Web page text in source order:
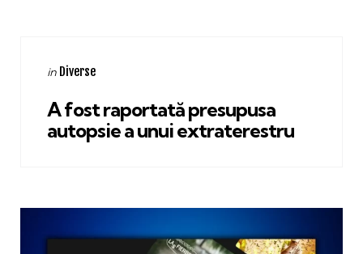
Categories
Posted
in Diverse
A fost raportată presupusa
autopsie a unui extraterestru